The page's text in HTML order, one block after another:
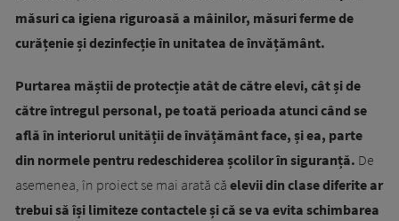
măsuri ca igiena riguroasă a mâinilor, măsuri ferme de
curățenie și dezinfecție în unitatea de învățământ.
Purtarea măștii de protecție atât de către elevi, cât și de
către întregul personal, pe toată perioada atunci când se
află în interiorul unității de învățământ face, și ea, parte
din normele pentru redeschiderea școlilor în siguranță. De
asemenea, în proiect se mai arată că elevii din clase diferite ar
trebui să își limiteze contactele și că se va evita schimbarea